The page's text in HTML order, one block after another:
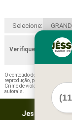
Selecione:
Verifique as regiões
O conteúdo do texto "
reprodução, parcial ou total,
Crime de violação de direito
autorais
Jessica